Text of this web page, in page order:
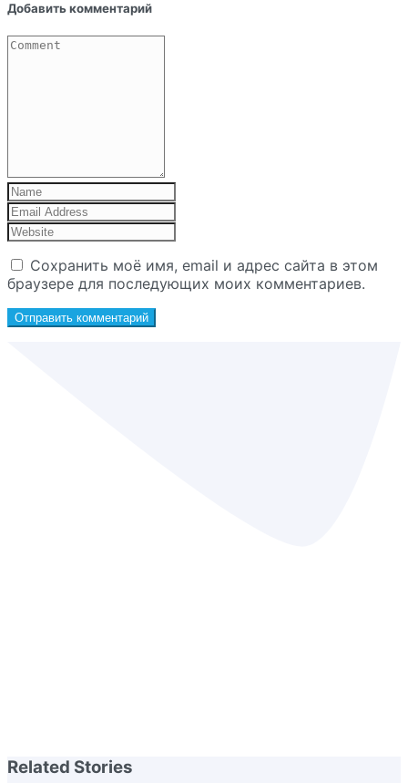
Добавить комментарий
Сохранить моё имя, email и адрес сайта в этом
браузере для последующих моих комментариев.
Related Stories